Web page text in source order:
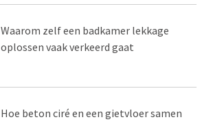
Waarom zelf een badkamer lekkage
oplossen vaak verkeerd gaat
Hoe beton ciré en een gietvloer samen